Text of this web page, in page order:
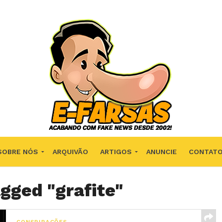
NÓS ARQUIVÃO ARTIGOS ANUNCIE CONTATO
"grafite"